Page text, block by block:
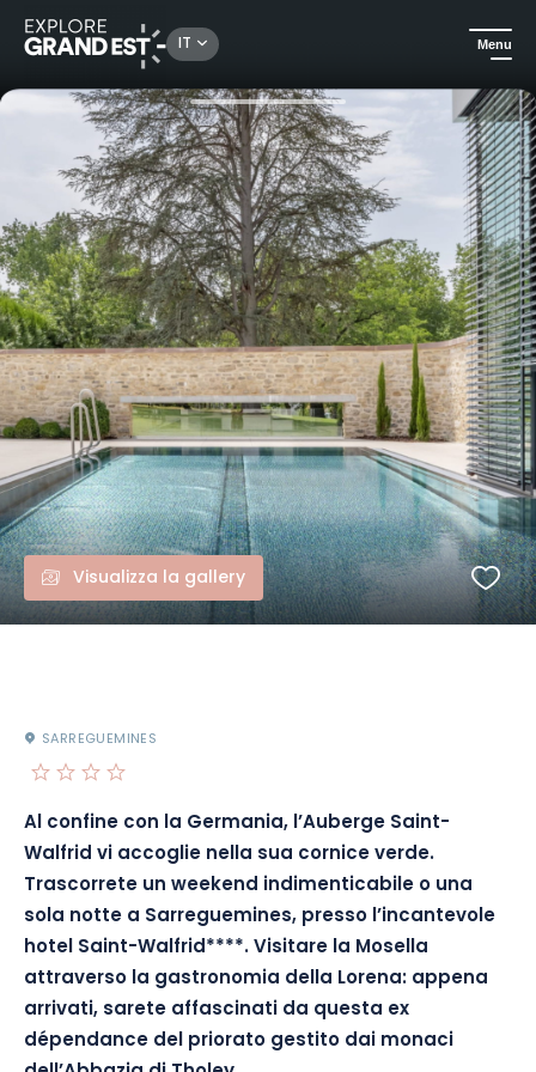
IT Menu
Alloggi di lusso Auberge Saint Walfrid- Pernottamento "Côté Faïence de Sarreguemines
Visualizza la gallery
SARREGUEMINES
Al confine con la Germania, l’Auberge Saint-
Walfrid vi accoglie nella sua cornice verde.
Trascorrete un weekend indimenticabile o una
sola notte a Sarreguemines, presso l’incantevole
hotel Saint-Walfrid****. Visitare la Mosella
attraverso la gastronomia della Lorena: appena
arrivati, sarete affascinati da questa ex
dépendance del priorato gestito dai monaci